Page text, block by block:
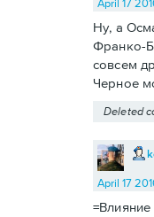
April 17
Ну, а
Франко-
совсем
Черное
Deleted
April 17